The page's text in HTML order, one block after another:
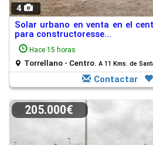
4
Solar urbano en venta en el
para constructoresse...
Hace 15 horas
Torrellano - Centro. A 11 Kms. de
Contactar
205.000€